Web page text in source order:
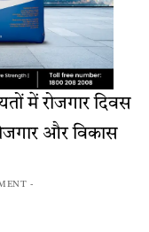
में रोजगार दिवस
और विकास
-